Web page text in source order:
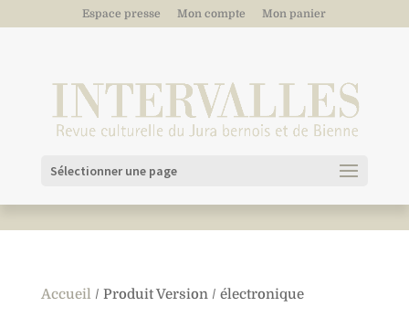
Espace presse Mon compte Mon panier
Sélectionner une page
Accueil/ Produit Version / électronique